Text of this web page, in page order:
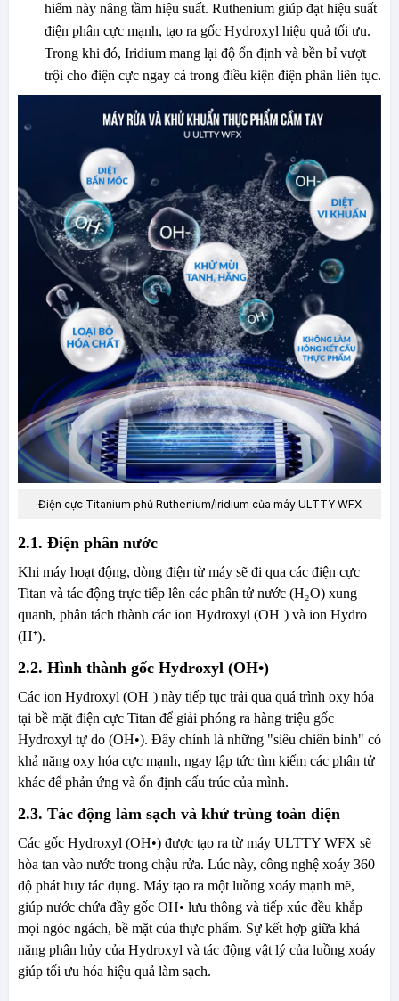
hiếm này nâng tầm hiệu suất. Ruthenium giúp đạt hiệu suất
điện phân cực mạnh, tạo ra gốc Hydroxyl hiệu quả tối ưu.
Trong khi đó, Iridium mang lại độ ổn định và bền bỉ vượt
trội cho điện cực ngay cả trong điều kiện điện phân liên tục.
Điện cực Titanium phủ Ruthenium/Iridium của máy ULTTY WFX
2.1. Điện phân nước
Khi máy hoạt động, dòng điện từ máy sẽ đi qua các điện cực
Titan và tác động trực tiếp lên các phân tử nước (H₂O) xung
quanh, phân tách thành các ion Hydroxyl (OH⁻) và ion Hydro
(H⁺).
2.2. Hình thành gốc Hydroxyl (OH•)
Các ion Hydroxyl (OH⁻) này tiếp tục trải qua quá trình oxy hóa
tại bề mặt điện cực Titan để giải phóng ra hàng triệu gốc
Hydroxyl tự do (OH•). Đây chính là những "siêu chiến binh" có
khả năng oxy hóa cực mạnh, ngay lập tức tìm kiếm các phân tử
khác để phản ứng và ổn định cấu trúc của mình.
2.3. Tác động làm sạch và khử trùng toàn diện
Các gốc Hydroxyl (OH•) được tạo ra từ máy ULTTY WFX sẽ
hòa tan vào nước trong chậu rửa. Lúc này, công nghệ xoáy 360
độ phát huy tác dụng. Máy tạo ra một luồng xoáy mạnh mẽ,
giúp nước chứa đầy gốc OH• lưu thông và tiếp xúc đều khắp
mọi ngóc ngách, bề mặt của thực phẩm. Sự kết hợp giữa khả
năng phân hủy của Hydroxyl và tác động vật lý của luồng xoáy
giúp tối ưu hóa hiệu quả làm sạch.